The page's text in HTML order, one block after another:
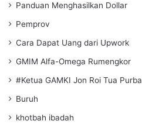
Panduan Menghasilkan Dollar
Pemprov
Cara Dapat Uang dari Upwork
GMIM Alfa-Omega Rumengkor
#Ketua GAMKI Jon Roi Tua Purba
Buruh
khotbah ibadah